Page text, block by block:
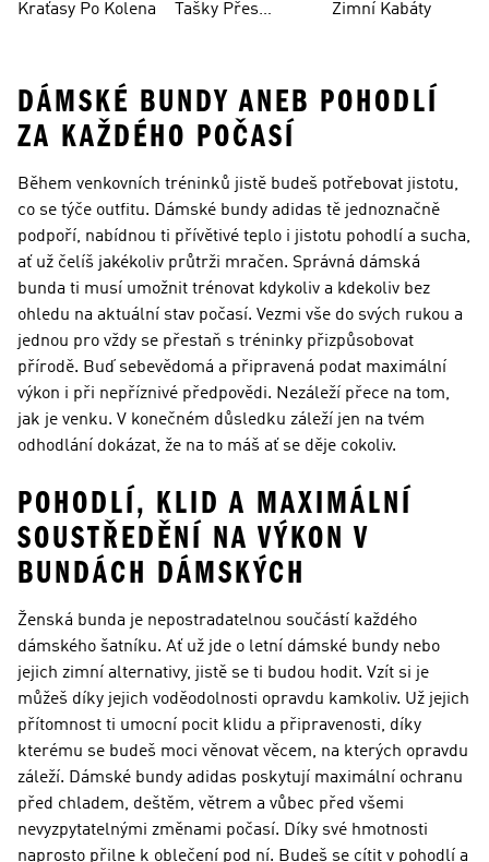
Kraťasy Po Kolena
Tašky Přes
Zimní Kabáty
DÁMSKÉ BUNDY ANEB POHODLÍ
ZA KAŽDÉHO POČASÍ
Během venkovních tréninků jistě budeš potřebovat jistotu,
co se týče outfitu. Dámské bundy adidas tě jednoznačně
podpoří, nabídnou ti přívětivé teplo i jistotu pohodlí a sucha,
ať už čelíš jakékoliv průtrži mračen. Správná dámská
bunda ti musí umožnit trénovat kdykoliv a kdekoliv bez
ohledu na aktuální stav počasí. Vezmi vše do svých rukou a
jednou pro vždy se přestaň s tréninky přizpůsobovat
přírodě. Buď sebevědomá a připravená podat maximální
výkon i při nepříznivé předpovědi. Nezáleží přece na tom,
jak je venku. V konečném důsledku záleží jen na tvém
odhodlání dokázat, že na to máš ať se děje cokoliv.
POHODLÍ, KLID A MAXIMÁLNÍ
SOUSTŘEDĚNÍ NA VÝKON V
BUNDÁCH DÁMSKÝCH
Ženská bunda je nepostradatelnou součástí každého
dámského šatníku. Ať už jde o letní dámské bundy nebo
jejich zimní alternativy, jistě se ti budou hodit. Vzít si je
můžeš díky jejich voděodolnosti opravdu kamkoliv. Už jejich
přítomnost ti umocní pocit klidu a připravenosti, díky
kterému se budeš moci věnovat věcem, na kterých opravdu
záleží. Dámské bundy adidas poskytují maximální ochranu
před chladem, deštěm, větrem a vůbec před všemi
nevyzpytatelnými změnami počasí. Díky své hmotnosti
naprosto přilne k oblečení pod ní. Budeš se cítit v pohodlí a